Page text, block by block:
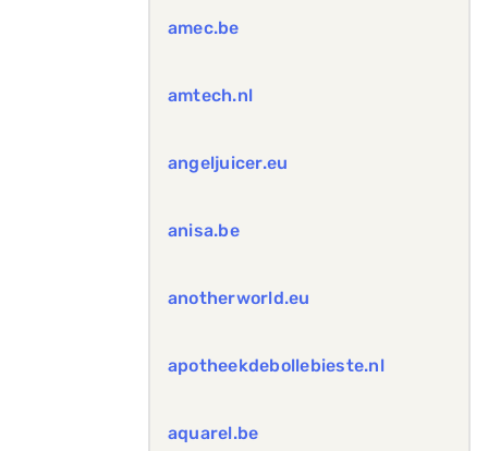
amec.be
amtech.nl
angeljuicer.eu
anisa.be
anotherworld.eu
apotheekdebollebieste.nl
aquarel.be